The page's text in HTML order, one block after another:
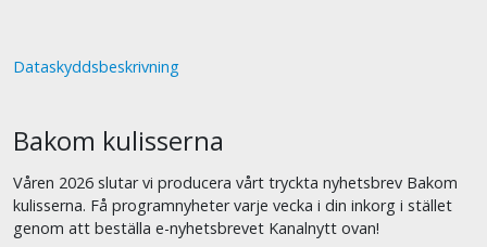
Dataskyddsbeskrivning
Bakom kulisserna
Våren 2026 slutar vi producera vårt tryckta nyhetsbrev Bakom
kulisserna. Få programnyheter varje vecka i din inkorg i stället
genom att beställa e-nyhetsbrevet Kanalnytt ovan!